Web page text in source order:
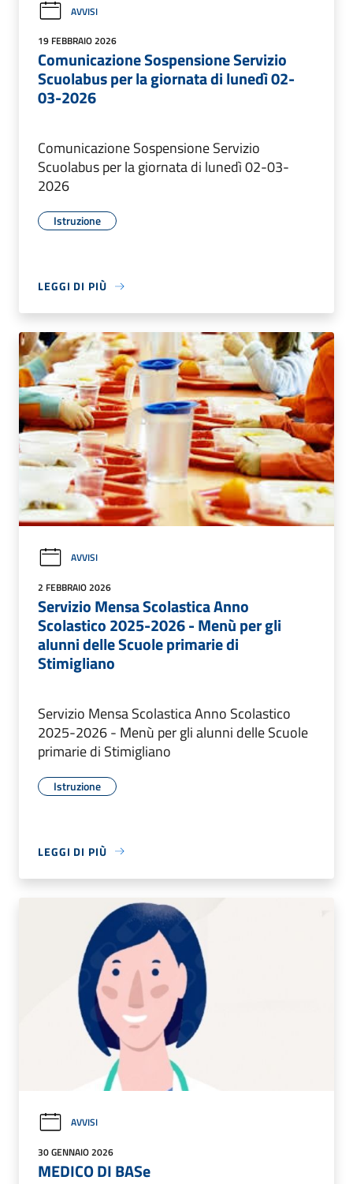
AVVISI
19 FEBBRAIO 2026
Comunicazione Sospensione Servizio
Scuolabus per la giornata di lunedì 02-
03-2026
Comunicazione Sospensione Servizio
Scuolabus per la giornata di lunedì 02-03-
2026
Istruzione
LEGGI DI PIÙ
AVVISI
2 FEBBRAIO 2026
Servizio Mensa Scolastica Anno
Scolastico 2025-2026 - Menù per gli
alunni delle Scuole primarie di
Stimigliano
Servizio Mensa Scolastica Anno Scolastico
2025-2026 - Menù per gli alunni delle Scuole
primarie di Stimigliano
Istruzione
LEGGI DI PIÙ
AVVISI
30 GENNAIO 2026
MEDICO DI BASe